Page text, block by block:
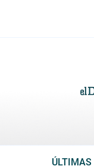
ÚLTIMAS